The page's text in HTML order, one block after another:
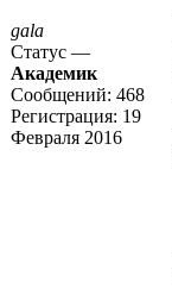
gala
Статус —
Академик
Сообщений: 468
Регистрация: 19
Февраля 2016